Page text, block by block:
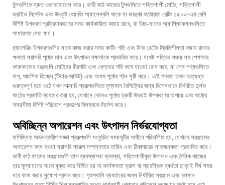
টুলগুলিকে দ্রুত ওভারহোয়েল করে। ভারী কাঠ কাজের টুলগুলিতে শক্তিশালী মোটর, শক্তিশালী
ড্রাইভ সিস্টেম এবং উৎকৃষ্ট বেয়ারিং অ্যাসেম্বলি থাকে যা জাঙ্কা কঠোরতা রেটিং ১৫০০-এর বেশি
বিশিষ্ট উপকরণ প্রক্রিয়াকরণের সময় কার্যকারিতা বজায় রাখে, যা উচ্চ-মানের অ্যাপ্লিকেশনগুলিতে
সাধারণত দেখা যায়।
চ্যালেঞ্জিং উপকরণগুলির সাথে কাজ করার সময় কাটিং গতি এবং ফিড রেটের স্থিতিশীলতা বজায় রাখার
ক্ষমতা সরাসরি পৃষ্ঠের মান এবং উৎপাদন দক্ষতাকে প্রভাবিত করে। যথেষ্ট শক্তির সঞ্চয় সহ পেশাদার
কারুকাজের যন্ত্রগুলি মোটরের ধীরগতি এবং ব্লেডের গতি কমে যাওয়া রোধ করে, যা শেষ পণ্যগুলিতে
দাগ, আংশিক বিচ্ছেদ (টিয়ার-আউট) এবং অসম পৃষ্ঠের গঠন সৃষ্টি করে। এই ক্ষমতা তখন অত্যন্ত
গুরুত্বপূর্ণ হয়ে ওঠে যখন লাক্সারি প্রকল্পগুলিতে দৃশ্যমান বৈশিষ্ট্যের জন্য বিশেষভাবে নির্বাচিত দুর্লভ
কাঠের প্রজাতি ব্যবহার করা হয়, যেখানে কোনও পৃষ্ঠের ত্রুটি উভয়ই উপকরণের অপচয় এবং কঠোর
সময়সীমা বিশিষ্ট পরিবেশে প্রকল্পের বিলম্বকে নির্দেশ করে।
অবিচ্ছিন্ন অপারেশন এবং উৎপাদন নির্ভরযোগ্যতা
বাণিজ্যিক অভ্যন্তরীণ সজ্জা প্রকল্পগুলি সংকুচিত সময়সূচীর অধীনে পরিচালিত হয়, যেখানে সরঞ্জামের
অপারেশন বন্ধ হওয়া সরাসরি প্রকল্প সম্পন্নতার তারিখ এবং ঠিকাদারের লাভজনকতা প্রভাবিত করে।
ভারী কাঠ কাজের সরঞ্জামগুলি তাপ ব্যবস্থাপনা ব্যবস্থা, শক্তিশালীকৃত উপাদান এবং দৈনিক কাজের
হার মূল্যায়নের সাথে যুক্ত করে নির্মিত হয় যা কার্যক্ষমতা হ্রাস বা প্রারম্ভিক ব্যর্থতা ছাড়াই দীর্ঘ সময়
ধরে কাজ করার সুযোগ প্রদান করে। গৃহস্থালি ব্যবহারের জন্য নির্ধারিত সরঞ্জাম এবং চলমান